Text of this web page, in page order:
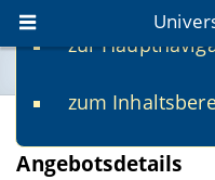
zur
zum
SS 2026
Angebotsdetails